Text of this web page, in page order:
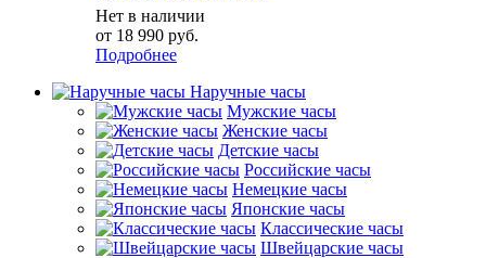
Нет в наличии
от 18 990 руб.
Подробнее
Наручные часы
Мужские часы
Женские часы
Детские часы
Российские часы
Немецкие часы
Японские часы
Классические часы
Швейцарские часы